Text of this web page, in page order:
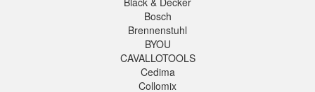
Bosch
Brennenstuhl
BYOU
CAVALLOTOOLS
Cedima
Collomix